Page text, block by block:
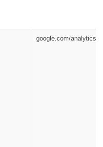
google.com/analytics/